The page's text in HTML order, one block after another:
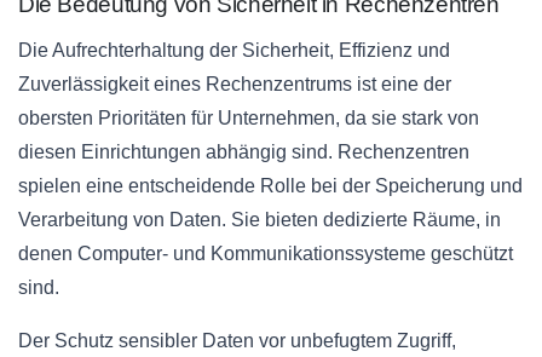
Die Aufrechterhaltung der Sicherheit, Effizienz und
Zuverlässigkeit eines Rechenzentrums ist eine der
obersten Prioritäten für Unternehmen, da sie stark von
diesen Einrichtungen abhängig sind. Rechenzentren
spielen eine entscheidende Rolle bei der Speicherung und
Verarbeitung von Daten. Sie bieten dedizierte Räume, in
denen Computer- und Kommunikationssysteme geschützt
sind.
Der Schutz sensibler Daten vor unbefugtem Zugriff,